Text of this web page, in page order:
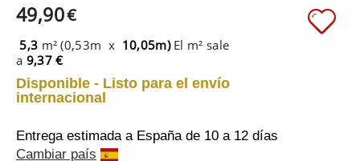
49,90€
5,3 m² (0,53m x 10,05m) El m² sale
a 9,37 €
Disponible - Listo para el envío
internacional
Entrega estimada a España de 10 a 12 días
Cambiar país